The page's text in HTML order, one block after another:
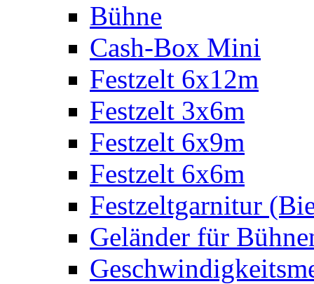
Bühne
Cash-Box Mini
Festzelt 6x12m
Festzelt 3x6m
Festzelt 6x9m
Festzelt 6x6m
Festzeltgarnitur
Geländer für